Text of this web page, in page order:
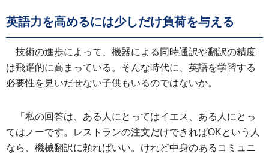
英語力を高めるには少しだけ負荷を与える
技術の進歩によって、機器による同時通訳や翻訳の精度
は飛躍的に高まっている。そんな時代に、英語を学習する
必要性を見いだせない子供もいるのではないか。
「私の回答は、ある人にとってはイエス、ある人にとっ
てはノーです。レストランの注文だけできればOKという人
なら、機械翻訳に頼ればいい。けれど中身のあるコミュニ